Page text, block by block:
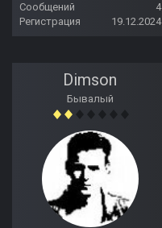
Сообщений
4
Регистрация
19.12.2024
Dimson
Бывалый